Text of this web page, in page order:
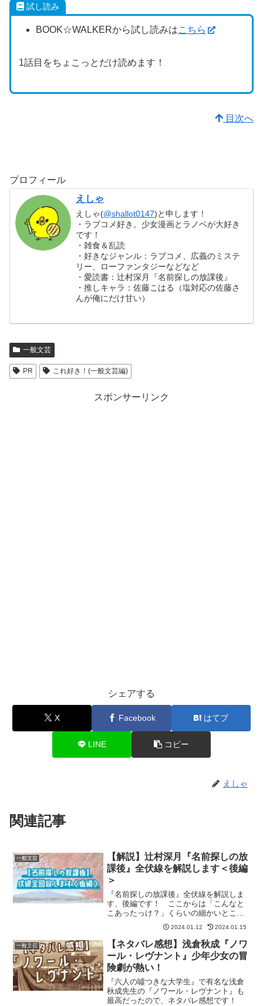
試し読み
BOOK☆WALKERから試し読みはこちら
1話目をちょこっとだけ読めます！
目次へ
プロフィール
えしゃ
えしゃ(@shallot0147)と申します！
・ラブコメ好き。少女漫画とラノベが大好き
です！
・雑食＆乱読
・好きなジャンル：ラブコメ、広義のミステ
リー、ローファンタジーなどなど
・愛読書：辻村深月『名前探しの放課後』
・推しキャラ：佐藤こはる（塩対応の佐藤さ
んが俺にだけ甘い）
一般文芸
PR これ好き！(一般文芸編)
スポンサーリンク
シェアする
X Facebook はてブ
LINE コピー
えしゃ
関連記事
一般文芸
【解説】辻村深月『名前探しの放
課後』全伏線を解説します＜後編
＞
『名前探しの放課後』全伏線を解説しま
す、後編です！ ここからは「こんなと
こあったっけ？」くらいの細かいところ
までちみちみと拾っていきたいと思いま
2024.01.12 2024.01.15
一般文芸
【ネタバレ感想】浅倉秋成『ノワ
ール・レヴナント』少年少女の冒
険劇が熱い！
『六人の噓つきな大学生』で有名な浅倉
秋成先生の『ノワール・レヴナント』も
最高だったので、ネタバレ感想です！